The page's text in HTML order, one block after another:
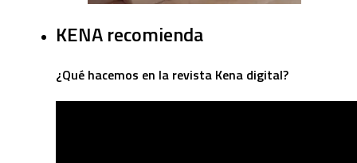
KENA recomienda
¿Qué hacemos en la revista Kena digital?